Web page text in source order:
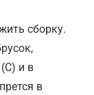
сборку.
и в
в